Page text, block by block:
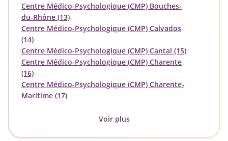
Centre Médico-Psychologique (CMP) Bouches-
du-Rhône (13)
Centre Médico-Psychologique (CMP) Calvados
(14)
Centre Médico-Psychologique (CMP) Cantal (15)
Centre Médico-Psychologique (CMP) Charente
(16)
Centre Médico-Psychologique (CMP) Charente-
Maritime (17)
Voir plus